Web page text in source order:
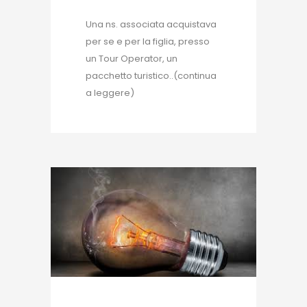
Una ns. associata acquistava
per se e per la figlia, presso
un Tour Operator, un
pacchetto turistico..(continua
a leggere)